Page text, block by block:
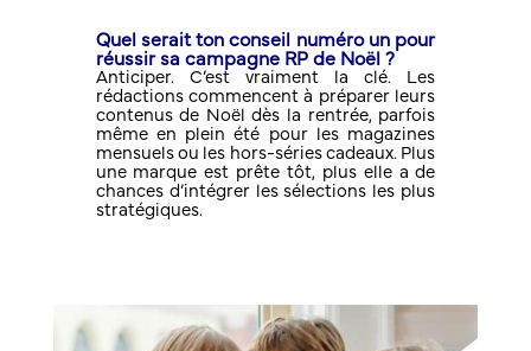
Quel serait ton conseil numéro un pour
réussir sa campagne RP de Noël ?
Anticiper. C’est vraiment la clé. Les
rédactions commencent à préparer leurs
contenus de Noël dès la rentrée, parfois
même en plein été pour les magazines
mensuels ou les hors-séries cadeaux. Plus
une marque est prête tôt, plus elle a de
chances d’intégrer les sélections les plus
stratégiques.